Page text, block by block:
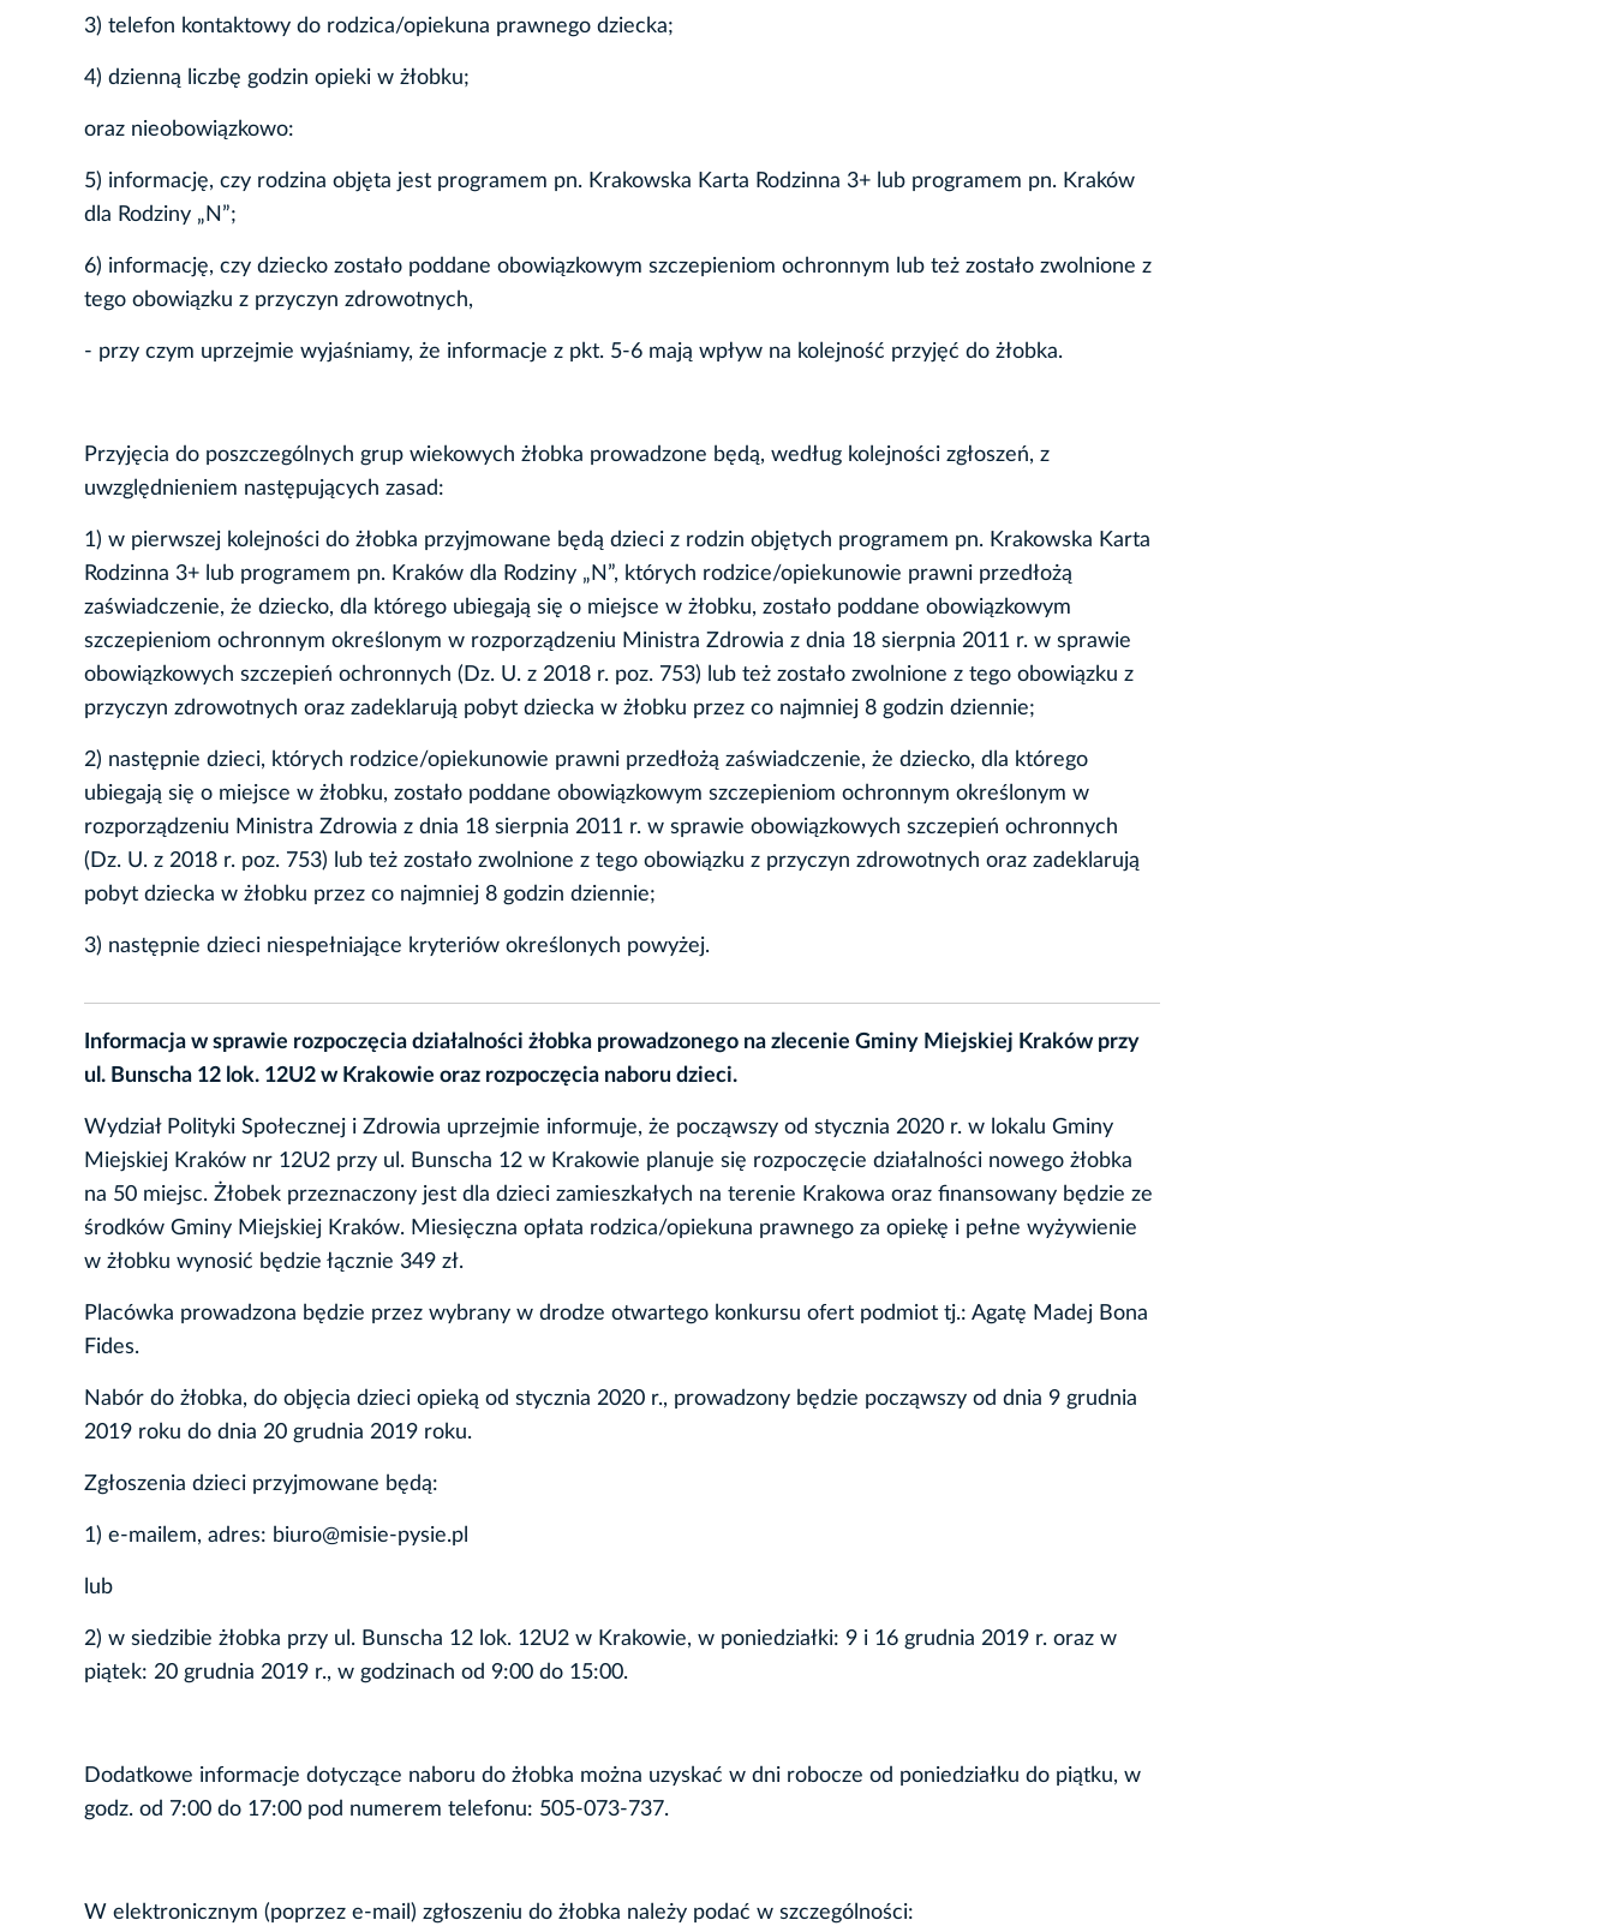
3) telefon kontaktowy do rodzica/opiekuna prawnego dziecka;
4) dzienną liczbę godzin opieki w żłobku;
oraz nieobowiązkowo:
5) informację, czy rodzina objęta jest programem pn. Krakowska Karta Rodzinna 3+ lub programem pn. Kraków
dla Rodziny „N”;
6) informację, czy dziecko zostało poddane obowiązkowym szczepieniom ochronnym lub też zostało zwolnione z
tego obowiązku z przyczyn zdrowotnych,
- przy czym uprzejmie wyjaśniamy, że informacje z pkt. 5-6 mają wpływ na kolejność przyjęć do żłobka.
Przyjęcia do poszczególnych grup wiekowych żłobka prowadzone będą, według kolejności zgłoszeń, z
uwzględnieniem następujących zasad:
1) w pierwszej kolejności do żłobka przyjmowane będą dzieci z rodzin objętych programem pn. Krakowska Karta
Rodzinna 3+ lub programem pn. Kraków dla Rodziny „N”, których rodzice/opiekunowie prawni przedłożą
zaświadczenie, że dziecko, dla którego ubiegają się o miejsce w żłobku, zostało poddane obowiązkowym
szczepieniom ochronnym określonym w rozporządzeniu Ministra Zdrowia z dnia 18 sierpnia 2011 r. w sprawie
obowiązkowych szczepień ochronnych (Dz. U. z 2018 r. poz. 753) lub też zostało zwolnione z tego obowiązku z
przyczyn zdrowotnych oraz zadeklarują pobyt dziecka w żłobku przez co najmniej 8 godzin dziennie;
2) następnie dzieci, których rodzice/opiekunowie prawni przedłożą zaświadczenie, że dziecko, dla którego
ubiegają się o miejsce w żłobku, zostało poddane obowiązkowym szczepieniom ochronnym określonym w
rozporządzeniu Ministra Zdrowia z dnia 18 sierpnia 2011 r. w sprawie obowiązkowych szczepień ochronnych
(Dz. U. z 2018 r. poz. 753) lub też zostało zwolnione z tego obowiązku z przyczyn zdrowotnych oraz zadeklarują
pobyt dziecka w żłobku przez co najmniej 8 godzin dziennie;
3) następnie dzieci niespełniające kryteriów określonych powyżej.
Informacja w sprawie rozpoczęcia działalności żłobka prowadzonego na zlecenie Gminy Miejskiej Kraków przy
ul. Bunscha 12 lok. 12U2 w Krakowie oraz rozpoczęcia naboru dzieci.
Wydział Polityki Społecznej i Zdrowia uprzejmie informuje, że począwszy od stycznia 2020 r. w lokalu Gminy
Miejskiej Kraków nr 12U2 przy ul. Bunscha 12 w Krakowie planuje się rozpoczęcie działalności nowego żłobka
na 50 miejsc. Żłobek przeznaczony jest dla dzieci zamieszkałych na terenie Krakowa oraz finansowany będzie ze
środków Gminy Miejskiej Kraków. Miesięczna opłata rodzica/opiekuna prawnego za opiekę i pełne wyżywienie
w żłobku wynosić będzie łącznie 349 zł.
Placówka prowadzona będzie przez wybrany w drodze otwartego konkursu ofert podmiot tj.: Agatę Madej Bona
Fides.
Nabór do żłobka, do objęcia dzieci opieką od stycznia 2020 r., prowadzony będzie począwszy od dnia 9 grudnia
2019 roku do dnia 20 grudnia 2019 roku.
Zgłoszenia dzieci przyjmowane będą:
1) e-mailem, adres: biuro@misie-pysie.pl
lub
2) w siedzibie żłobka przy ul. Bunscha 12 lok. 12U2 w Krakowie, w poniedziałki: 9 i 16 grudnia 2019 r. oraz w
piątek: 20 grudnia 2019 r., w godzinach od 9:00 do 15:00.
Dodatkowe informacje dotyczące naboru do żłobka można uzyskać w dni robocze od poniedziałku do piątku, w
godz. od 7:00 do 17:00 pod numerem telefonu: 505-073-737.
W elektronicznym (poprzez e-mail) zgłoszeniu do żłobka należy podać w szczególności: